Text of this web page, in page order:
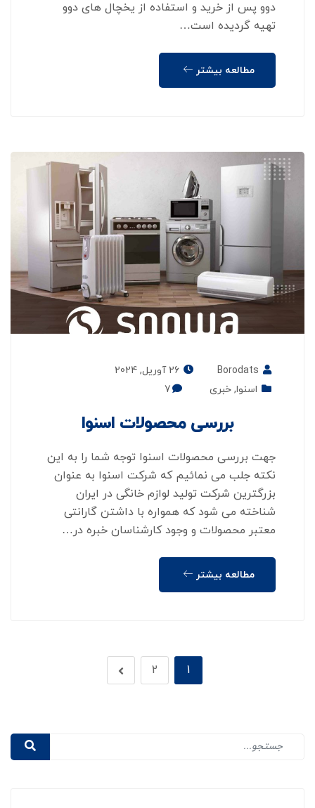
دوو پس از خرید و استفاده از یخچال های دوو
تهیه گردیده است…
مطالعه بیشتر
Borodats
اسنوا, خبری 7
بررسی محصولات اسنوا
جهت بررسی محصولات اسنوا توجه شما را به این
نکته جلب می نمائیم که شرکت اسنوا به عنوان
بزرگترین شرکت تولید لوازم خانگی در ایران
شناخته می شود که همواره با داشتن گارانتی
معتبر محصولات و وجود کارشناسان خبره در…
مطالعه بیشتر
1
2